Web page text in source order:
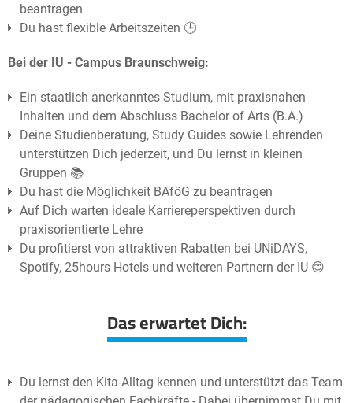
beantragen
Du hast flexible Arbeitszeiten 🕒
Bei der IU - Campus Braunschweig:
Ein staatlich anerkanntes Studium, mit praxisnahen
Inhalten und dem Abschluss Bachelor of Arts (B.A.)
Deine Studienberatung, Study Guides sowie Lehrenden
unterstützen Dich jederzeit, und Du lernst in kleinen
Gruppen 📚
Du hast die Möglichkeit BAföG zu beantragen
Auf Dich warten ideale Karriereperspektiven durch
praxisorientierte Lehre
Du profitierst von attraktiven Rabatten bei UNiDAYS,
Spotify, 25hours Hotels und weiteren Partnern der IU 😊
Das erwartet Dich:
Du lernst den Kita-Alltag kennen und unterstützt das Team